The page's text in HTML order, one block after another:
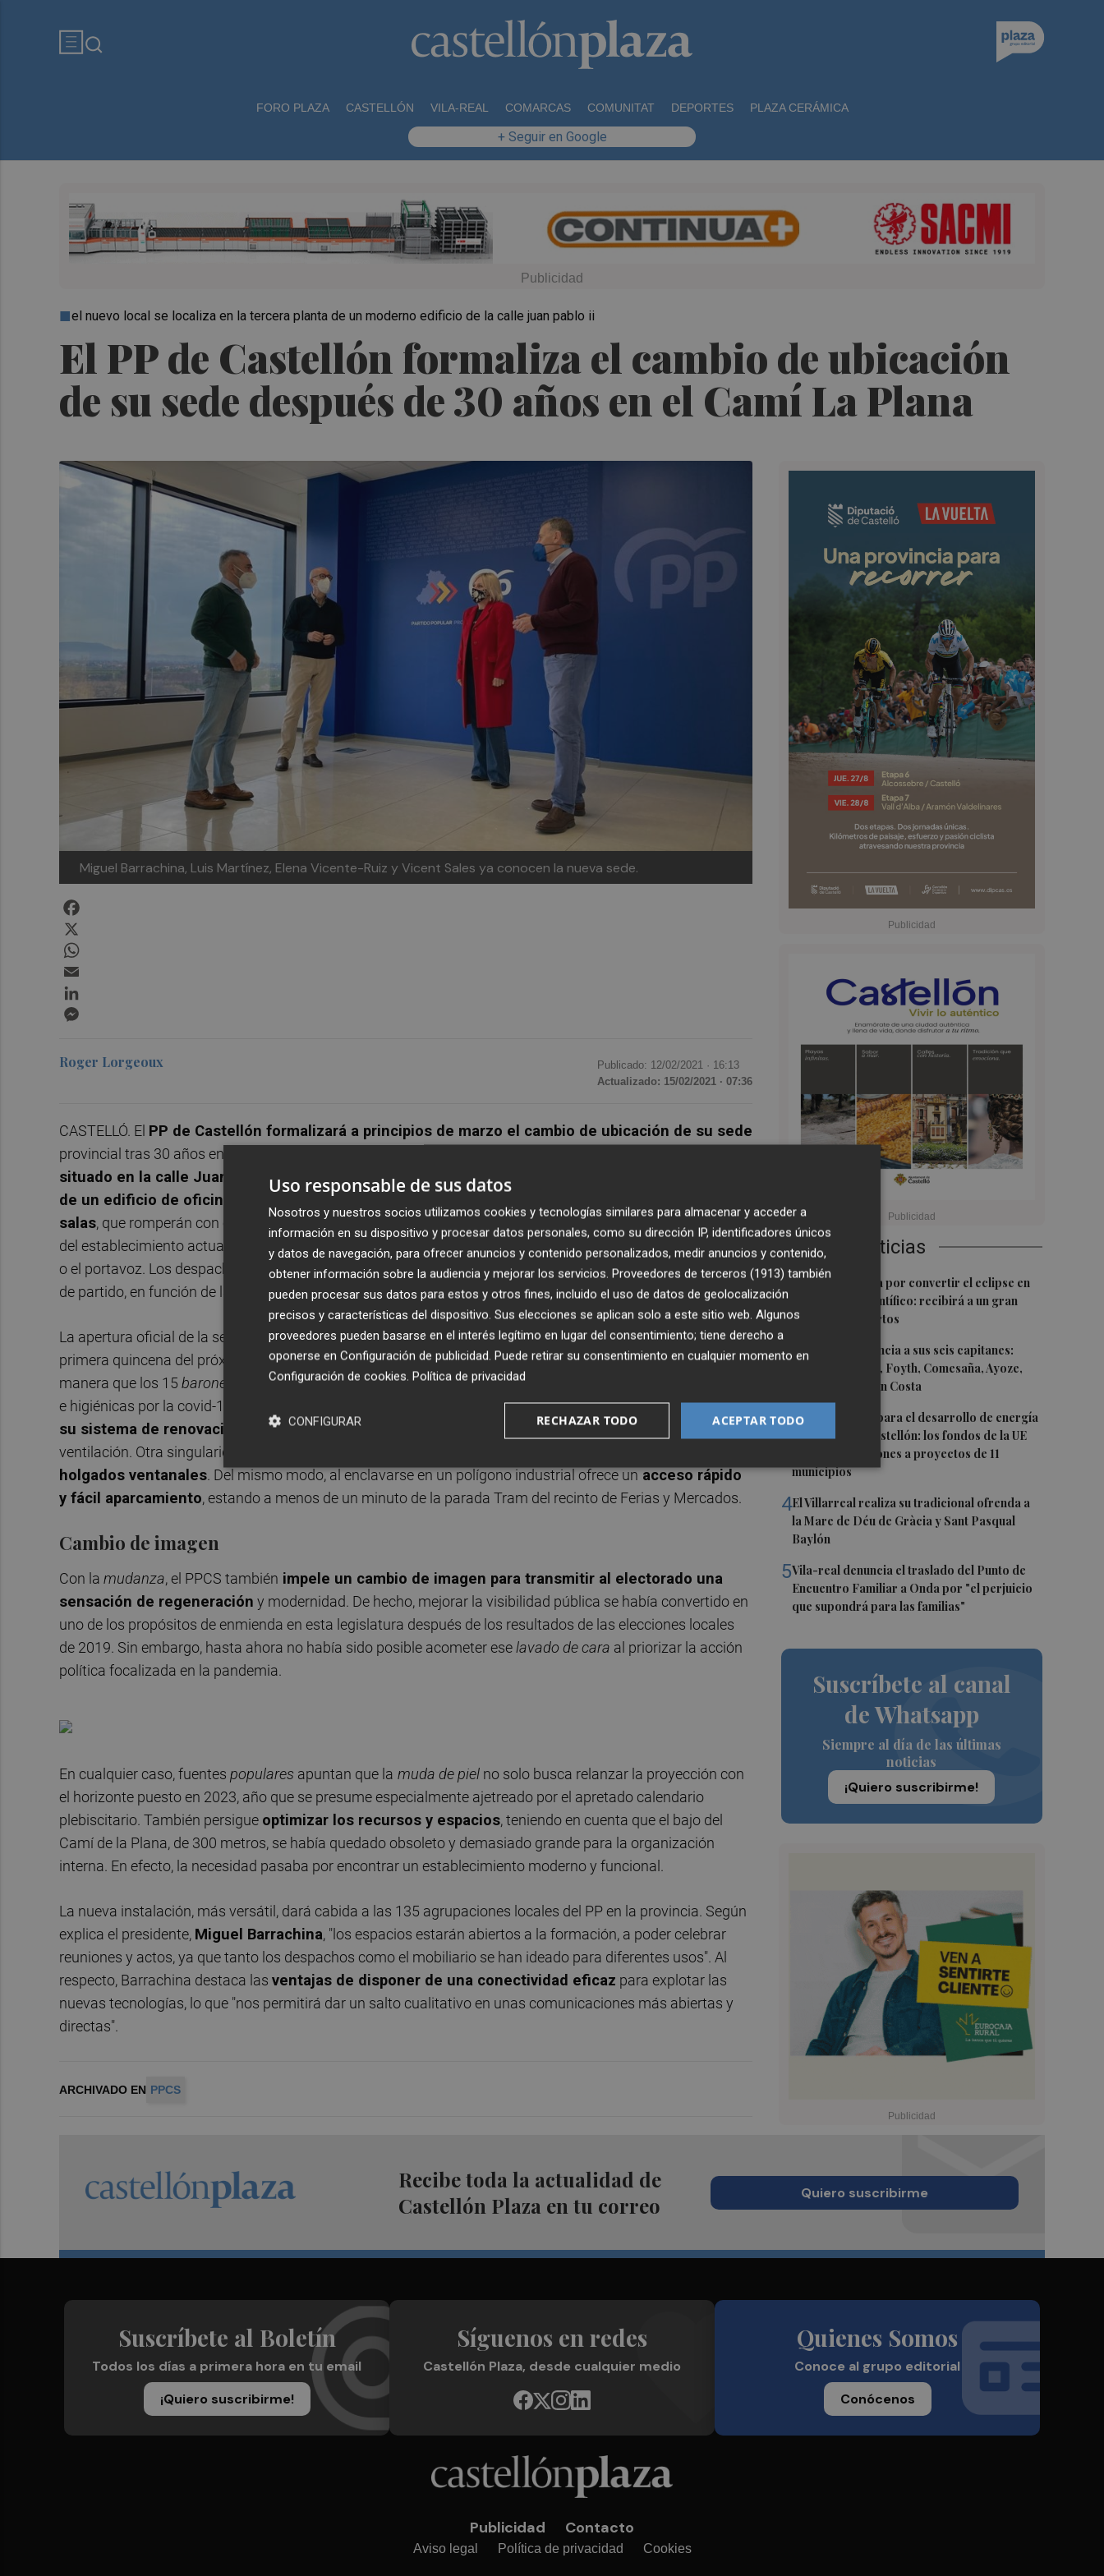
FORO PLAZA CASTELLÓN VILA-REAL COMARCAS COMUNITAT DEPORTES PLAZA CERÁMICA
+ Seguir en Google
El PP de Castellón formaliza el cambio de ubicación
de su sede después de 30 años en el Camí La Plana
el nuevo local se localiza en la tercera planta de un moderno edificio de la calle juan pablo ii
Miguel Barrachina, Luis Martínez, Elena Vicente-Ruiz y Vicent Sales ya conocen la nueva sede.
Últimas Noticias
1Castelló apuesta por convertir el eclipse en
un referente científico: recibirá a un gran
equipo de expertos
2 El Villarreal anuncia a sus seis capitanes:
Gerard Moreno, Foyth, Comesaña, Ayoze,
Cardona y Logan Costa
3Otra inyección para el desarrollo de energía
renovable en Castellón: los fondos de la UE
destinan 19 millones a proyectos de 11
municipios
4El Villarreal realiza su tradicional ofrenda a
la Mare de Déu de Gràcia y Sant Pasqual
Baylón
5Vila-real denuncia el traslado del Punto de
Encuentro Familiar a Onda por "el perjuicio
que supondrá para las familias"
Suscríbete al canal
de Whatsapp
Siempre al día de las últimas
noticias
¡Quiero suscribirme!
Roger Lorgeoux Publicado: 12/02/2021 · 16:13
Actualizado: 15/02/2021 · 07:36
CASTELLÓ. El PP de Castellón formalizará a principios de marzo el cambio de ubicación de su sede
provincial tras 30 años en el Camí La Plana. Los
situado en la calle Juan Pablo II de la capital de La Plana
. El espacio se localizará en la
de un edificio de oficinas
. El nuevo centro de operaciones contará con
salas, que romperán con el modelo presidencialista de tiempos pasados. Así, a diferencia de la distribución
del establecimiento actual, no habrá dependencias concretas y fijas para el presidente, la secretaria general
o el portavoz. Los despachos estarán abiertos a cualquier cargo orgánico e institucional, así como a actos
de partido, en función de las necesidades del momento.
La apertura oficial de la sede se hará coincidir con la celebración del comité de direcciónen la
primera quincena del próximo mes. Dada la amplitud de las estancias, el encuentro será presencial, de
manera que los 15 barones
citados podrán asistir con totales garantías al cumplirse las medidas sanitarias
e higiénicas por la covid-19. En este sentido,
una de las principales características del local estriba en
su sistema de renovación de aire, controlado mediante un temporizador, que garantiza una permanente
ventilación. Otra singularidad del emplazamiento reside en
holgados ventanales. Del mismo modo, al enclavarse en un polígono industrial ofrece unacceso rápido
y fácil aparcamiento, estando a menos de un minuto de la parada Tram del recinto de Ferias y Mercados.
Cambio de imagen
Con la mudanza, el PPCS también impele un cambio de imagen para transmitir al electorado una
sensación de regeneración y modernidad. De hecho, mejorar la visibilidad pública se había convertido en
uno de los propósitos de enmienda en esta legislatura después de los resultados de las elecciones locales
de 2019. Sin embargo, hasta ahora no había sido posible acometer eselavado de cara al priorizar la acción
política focalizada en la pandemia.
En cualquier caso, fuentes populares apuntan que la muda de piel no solo busca relanzar la proyección con
el horizonte puesto en 2023, año que se presume especialmente ajetreado por el apretado calendario
plebiscitario. También persigue optimizar los recursos y espacios, teniendo en cuenta que el bajo del
Camí de la Plana, de 300 metros, se había quedado obsoleto y demasiado grande para la organización
interna. En efecto, la necesidad pasaba por encontrar un establecimiento moderno y funcional.
La nueva instalación, más versátil, dará cabida a las 135 agrupaciones locales del PP en la provincia. Según
explica el presidente, Miguel Barrachina, "los espacios estarán abiertos a la formación, a poder celebrar
reuniones y actos, ya que tanto los despachos como el mobiliario se han ideado para diferentes usos". Al
respecto, Barrachina destaca las ventajas de disponer de una conectividad eficaz para explotar las
nuevas tecnologías, lo que "nos permitirá dar un salto cualitativo en unas comunicaciones más abiertas y
directas".
ARCHIVADO EN PPCS
Recibe toda la actualidad de
Castellón Plaza en tu correo
Quiero suscribirme
Suscríbete al Boletín
Todos los días a primera hora en tu email
¡Quiero suscribirme!
Síguenos en redes
Castellón Plaza, desde cualquier medio
Quienes Somos
Conoce al grupo editorial
Conócenos
Publicidad Contacto
Aviso legal Política de privacidad Cookies
Uso responsable de sus datos
Nosotros y nuestros socios utilizamos cookies y tecnologías similares para almacenar y acceder a
información en su dispositivo y procesar datos personales, como su dirección IP, identificadores únicos
y datos de navegación, para ofrecer anuncios y contenido personalizados, medir anuncios y contenido,
obtener información sobre la audiencia y mejorar los servicios. Proveedores de terceros (1913) también
pueden procesar sus datos para estos y otros fines, incluido el uso de datos de geolocalización
precisos y características del dispositivo. Sus elecciones se aplican solo a este sitio web. Algunos
proveedores pueden basarse en el interés legítimo en lugar del consentimiento; tiene derecho a
oponerse en Configuración de publicidad. Puede retirar su consentimiento en cualquier momento en
Configuración de cookies. Política de privacidad
ACEPTAR TODO
RECHAZAR TODO
CONFIGURAR